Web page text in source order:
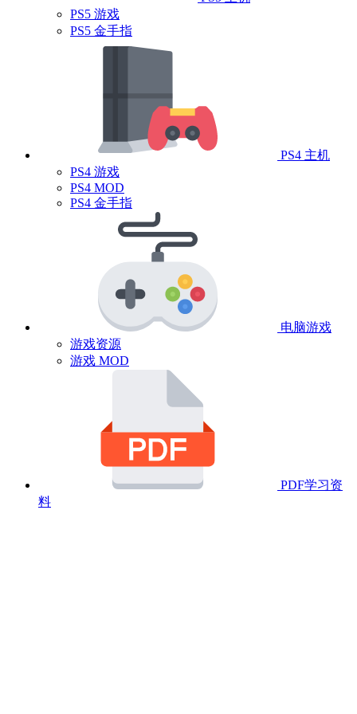
PS5 游戏
PS5 金手指
PS4 主机
PS4 游戏
PS4 MOD
PS4 金手指
电脑游戏
游戏资源
游戏 MOD
PDF学习资
料